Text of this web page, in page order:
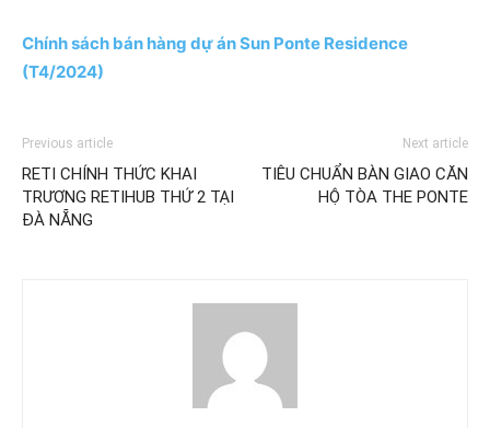
Chính sách bán hàng dự án Sun Ponte Residence
(T4/2024)
Previous article
RETI CHÍNH THỨC KHAI
TRƯƠNG RETIHUB THỨ 2 TẠI
ĐÀ NẴNG
Next article
TIÊU CHUẨN BÀN GIAO CĂN
HỘ TÒA THE PONTE